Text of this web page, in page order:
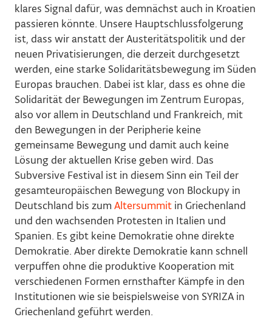
klares Signal dafür, was demnächst auch in Kroatien
passieren könnte. Unsere Hauptschlussfolgerung
ist, dass wir anstatt der Austeritätspolitik und der
neuen Privatisierungen, die derzeit durchgesetzt
werden, eine starke Solidaritätsbewegung im Süden
Europas brauchen. Dabei ist klar, dass es ohne die
Solidarität der Bewegungen im Zentrum Europas,
also vor allem in Deutschland und Frankreich, mit
den Bewegungen in der Peripherie keine
gemeinsame Bewegung und damit auch keine
Lösung der aktuellen Krise geben wird. Das
Subversive Festival ist in diesem Sinn ein Teil der
gesamteuropäischen Bewegung von Blockupy in
Deutschland bis zumAltersummit in Griechenland
und den wachsenden Protesten in Italien und
Spanien. Es gibt keine Demokratie ohne direkte
Demokratie. Aber direkte Demokratie kann schnell
verpuffen ohne die produktive Kooperation mit
verschiedenen Formen ernsthafter Kämpfe in den
Institutionen wie sie beispielsweise von SYRIZA in
Griechenland geführt werden.